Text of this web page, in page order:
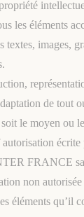
les éléments
textes, images,
de tout
le moyen ou
autorisation
FRANCE
non autorisée
éléments qu’il